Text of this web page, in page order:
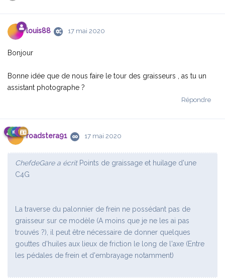
louis88 17 mai 2020
Bonjour
Bonne idée que de nous faire le tour des graisseurs , as tu un
assistant photographe ?
Répondre
roadstera91 17 mai 2020
ChefdeGare a écritPoints de graissage et huilage d'une
C4G
La traverse du palonnier de frein ne possédant pas de
graisseur sur ce modèle (A moins que je ne les ai pas
trouvés ?), il peut être nécessaire de donner quelques
gouttes d'huiles aux lieux de friction le long de l'axe (Entre
les pédales de frein et d'embrayage notamment)